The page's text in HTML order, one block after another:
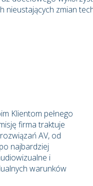
nieustających zmian
Klientom pełnego
firma traktuje
AV, od
najbardziej
i
warunków